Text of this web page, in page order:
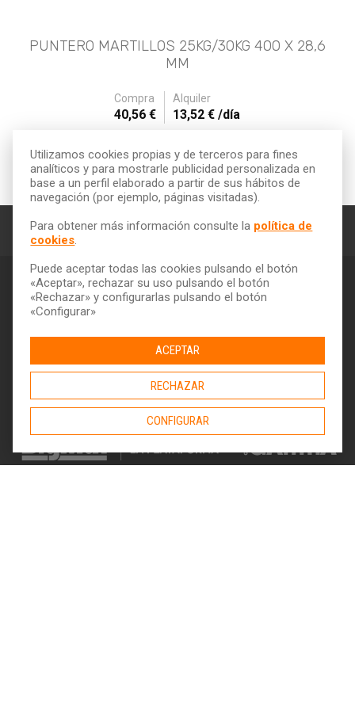
PUNTERO MARTILLOS 25KG/30KG 400 X 28,6
MM
Compra Alquiler
40,56 € 13,52 € /día
* Los precios del alquiler no incluyen IVA
Contacto
Grupo Kiloutou
Trabajamos con los mejores
Utilizamos cookies propias y de terceros para fines
analíticos y para mostrarle publicidad personalizada en
base a un perfil elaborado a partir de sus hábitos de
navegación (por ejemplo, páginas visitadas).
Para obtener más información consulte la política de
cookies.
Puede aceptar todas las cookies pulsando el botón
«Aceptar», rechazar su uso pulsando el botón
«Rechazar» y configurarlas pulsando el botón
«Configurar»
ACEPTAR
RECHAZAR
CONFIGURAR